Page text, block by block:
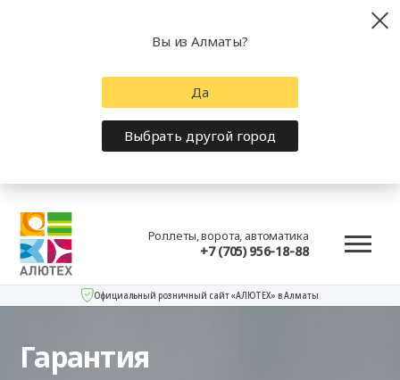
Роллеты, ворота, автоматика
+7 (705) 956-18-88
Официальный розничный сайт «АЛЮТЕХ» в Алматы
Гарантия
Вы из Алматы?
Да
Выбрать другой город